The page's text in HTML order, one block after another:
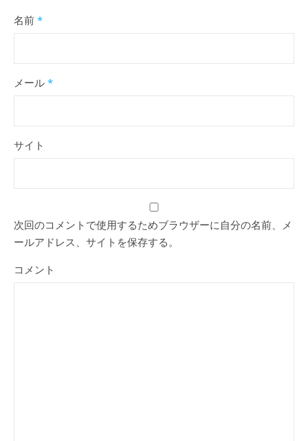
名前 *
メール *
サイト
次回のコメントで使用するためブラウザーに自分の名前、メ
ールアドレス、サイトを保存する。
コメント